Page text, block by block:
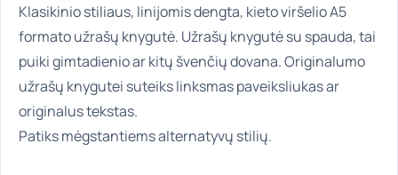
Klasikinio stiliaus, linijomis dengta, kieto viršelio A5
formato užrašų knygutė. Užrašų knygutė su spauda, tai
puiki gimtadienio ar kitų švenčių dovana. Originalumo
užrašų knygutei suteiks linksmas paveiksliukas ar
originalus tekstas.
Patiks mėgstantiems alternatyvų stilių.